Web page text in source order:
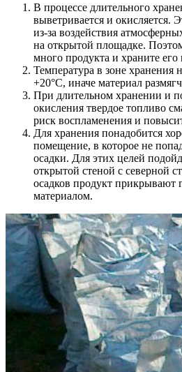
В процессе длительного
выветривается и окисляется.
из-за воздействия
на открытой площадке.
много продукта и храните
Температура в зоне хранения
+20°С, иначе материал
При длительном хранении и
окисления твердое топливо
риск воспламенения и
Для хранения понадобится
помещение, в которое не
осадки. Для этих целей
открытой стеной с северной
осадков продукт прикрывают
материалом.